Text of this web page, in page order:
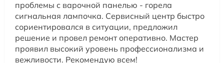
проблемы с варочной панелью - горела
сигнальная лампочка. Сервисный центр быстро
сориентировался в ситуации, предложил
решение и провел ремонт оперативно. Мастер
проявил высокий уровень профессионализма и
вежливости. Рекомендую всем!